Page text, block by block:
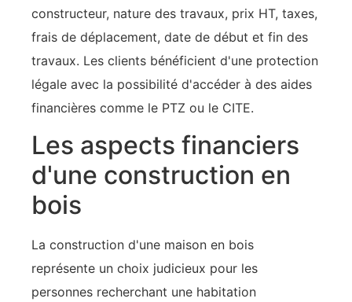
constructeur, nature des travaux, prix HT, taxes,
frais de déplacement, date de début et fin des
travaux. Les clients bénéficient d'une protection
légale avec la possibilité d'accéder à des aides
financières comme le PTZ ou le CITE.
Les aspects financiers
d'une construction en
bois
La construction d'une maison en bois
représente un choix judicieux pour les
personnes recherchant une habitation